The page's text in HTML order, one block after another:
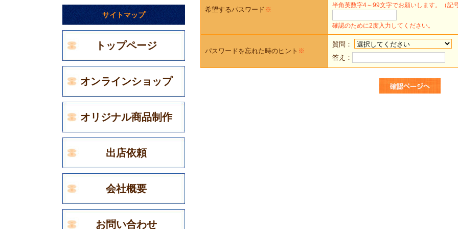
サイトマップ
トップページ
オンラインショップ
オリジナル商品制作
出店依頼
会社概要
お問い合わせ
希望するパスワード ※
半角英数字4～99文字でお願いします。（記
確認のために2度入力してください。
パスワードを忘れた時のヒント ※
質問：
答え：